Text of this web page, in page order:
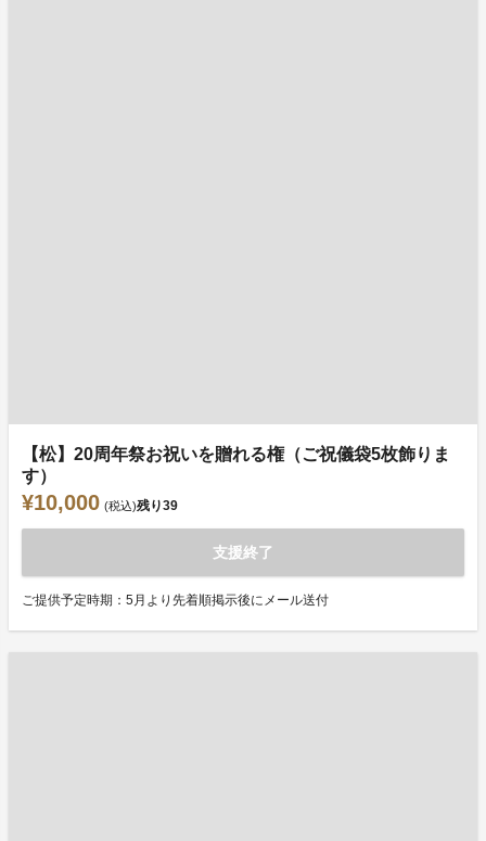
【松】20周年祭お祝いを贈れる権（ご祝儀袋5枚飾りま
す）
¥10,000 (税込)残り39
支援終了
ご提供予定時期：5月より先着順掲示後にメール送付